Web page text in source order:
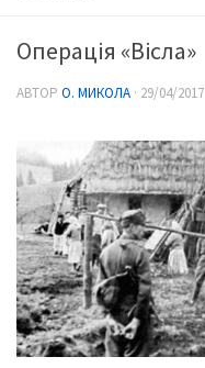
Операція «Вісла»
АВТОР О. МИКОЛА · 29/04/2017